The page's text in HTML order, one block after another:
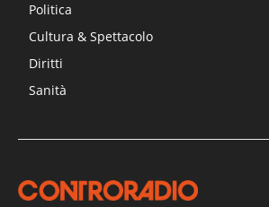
Politica
Cultura & Spettacolo
Diritti
Sanità